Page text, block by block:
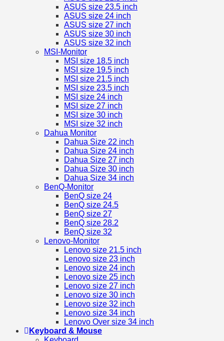
ASUS size 23.5 inch
ASUS size 24 inch
ASUS size 27 inch
ASUS size 30 inch
ASUS size 32 inch
MSI-Monitor
MSI size 18.5 inch
MSI size 19.5 inch
MSI size 21.5 inch
MSI size 23.5 inch
MSI size 24 inch
MSI size 27 inch
MSI size 30 inch
MSI size 32 inch
Dahua Monitor
Dahua Size 22 inch
Dahua Size 24 inch
Dahua Size 27 inch
Dahua Size 30 inch
Dahua Size 34 inch
BenQ-Monitor
BenQ size 24
BenQ size 24.5
BenQ size 27
BenQ size 28.2
BenQ size 32
Lenovo-Monitor
Lenovo size 21.5 inch
Lenovo size 23 inch
Lenovo size 24 inch
Lenovo size 25 inch
Lenovo size 27 inch
Lenovo size 30 inch
Lenovo size 32 inch
Lenovo size 34 inch
Lenovo Over size 34 inch
Keyboard & Mouse